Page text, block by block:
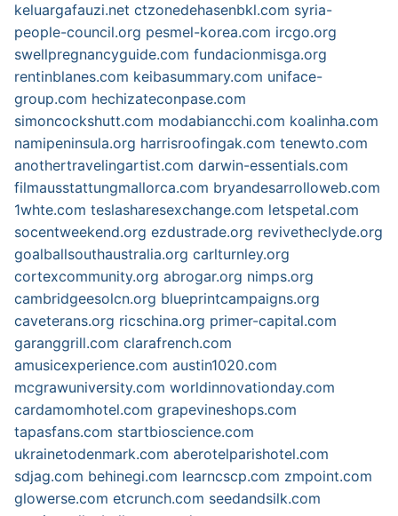
keluargafauzi.net ctzonedehasenbkl.com syria-
people-council.org pesmel-korea.com ircgo.org
swellpregnancyguide.com fundacionmisga.org
rentinblanes.com keibasummary.com uniface-
group.com hechizateconpase.com
simoncockshutt.com modabiancchi.com koalinha.com
namipeninsula.org harrisroofingak.com tenewto.com
anothertravelingartist.com darwin-essentials.com
filmausstattungmallorca.com bryandesarrolloweb.com
1whte.com teslasharesexchange.com letspetal.com
socentweekend.org ezdustrade.org revivetheclyde.org
goalballsouthaustralia.org carlturnley.org
cortexcommunity.org abrogar.org nimps.org
cambridgeesolcn.org blueprintcampaigns.org
caveterans.org ricschina.org primer-capital.com
garanggrill.com clarafrench.com
amusicexperience.com austin1020.com
mcgrawuniversity.com worldinnovationday.com
cardamomhotel.com grapevineshops.com
tapasfans.com startbioscience.com
ukrainetodenmark.com aberotelparishotel.com
sdjag.com behinegi.com learncscp.com zmpoint.com
glowerse.com etcrunch.com seedandsilk.com